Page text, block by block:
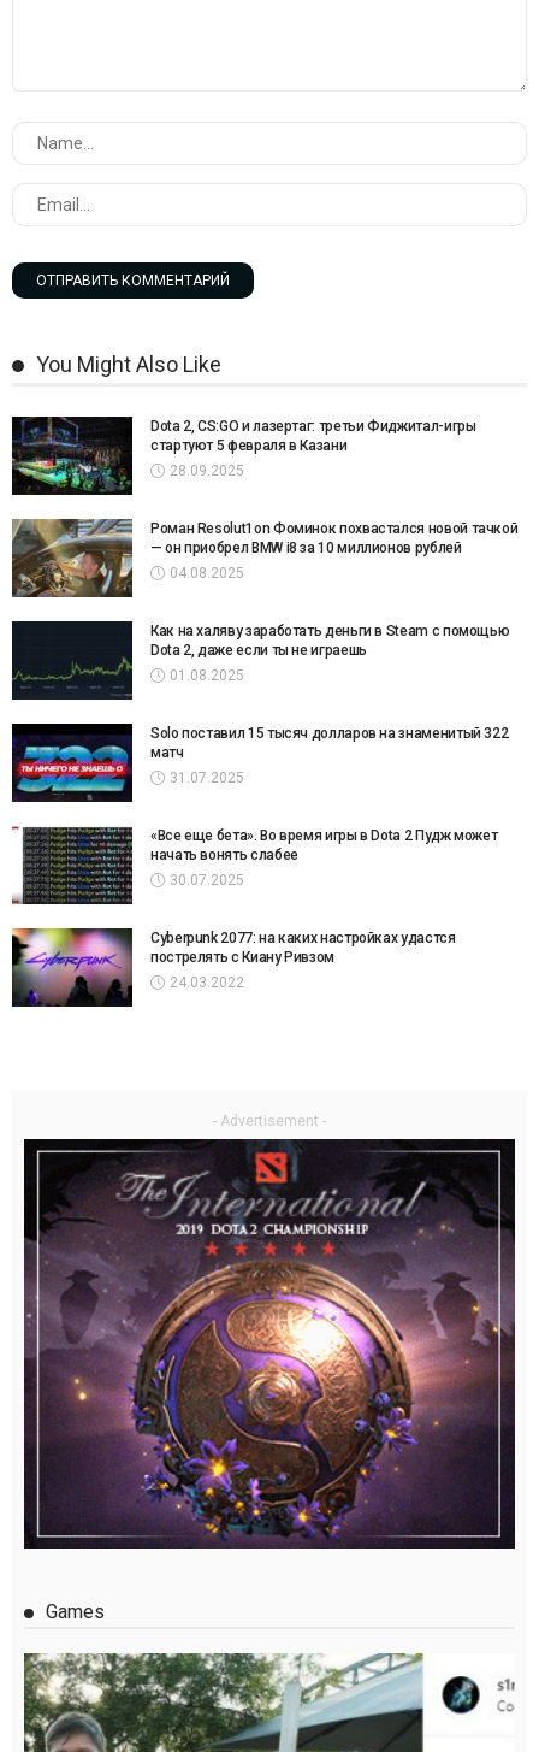
You Might Also Like
Dota 2, CS:GO и лазертаг: третьи Фиджитал-игры
стартуют 5 февраля в Казани
28.09.2025
Роман Resolut1on Фоминок похвастался новой тачкой
— он приобрел BMW i8 за 10 миллионов рублей
04.08.2025
Как на халяву заработать деньги в Steam с помощью
Dota 2, даже если ты не играешь
01.08.2025
Solo поставил 15 тысяч долларов на знаменитый 322
матч
31.07.2025
«Все еще бета». Во время игры в Dota 2 Пудж может
начать вонять слабее
30.07.2025
Cyberpunk 2077: на каких настройках удастся
пострелять с Киану Ривзом
24.03.2022
- Advertisement -
Games